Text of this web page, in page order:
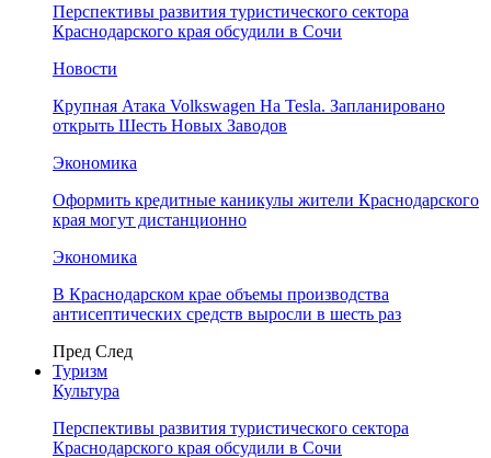
Перспективы развития туристического сектора
Краснодарского края обсудили в Сочи
Новости
Крупная Атака Volkswagen На Tesla. Запланировано
открыть Шесть Новых Заводов
Экономика
Оформить кредитные каникулы жители Краснодарского
края могут дистанционно
Экономика
В Краснодарском крае объемы производства
антисептических средств выросли в шесть раз
Пред След
Туризм
Культура
Перспективы развития туристического сектора
Краснодарского края обсудили в Сочи